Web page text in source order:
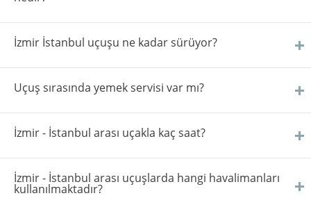
İzmir İstanbul uçuşu ne kadar sürüyor?
Uçuş sırasında yemek servisi var mı?
İzmir - İstanbul arası uçakla kaç saat?
İzmir - İstanbul arası uçuşlarda hangi havalimanları
kullanılmaktadır?